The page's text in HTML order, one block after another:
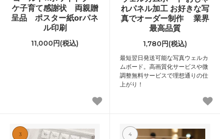
ケ子育て感謝状 両親贈
呈品 ポスター紙orパネ
ル印刷
11,000円(税込)
れパネル加工 お好きな写
真でオーダー制作 業界
最高品質
1,780円(税込)
最短翌日発送可能な写真ウェルカ
ムボード。高画質化サービスや微
調整無料サービスで理想通りの仕
上がり！
3 4